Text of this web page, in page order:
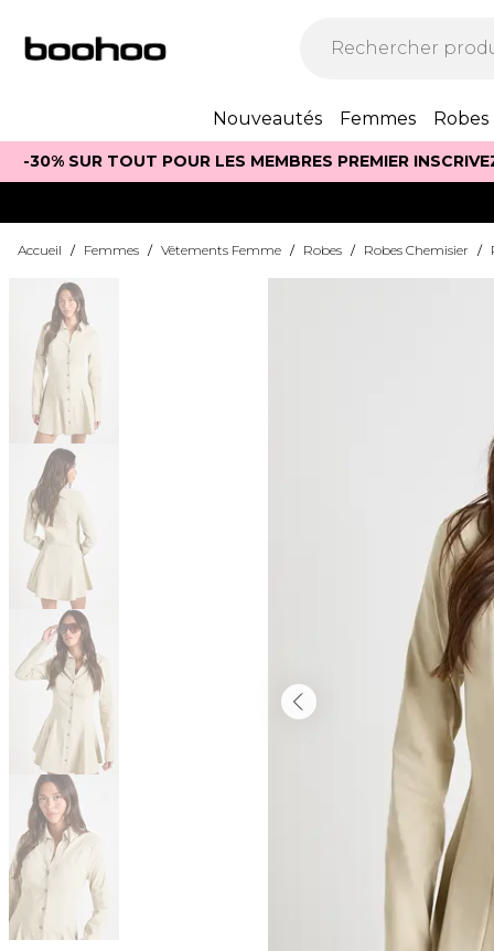
Nouveautés Femmes Robes
-30% SUR TOUT POUR LES MEMBRES PREMIER
Accueil / Femmes / Vêtements Femme / Robes / Robes Chemisier /